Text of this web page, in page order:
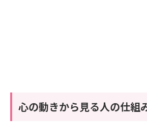
心の動きから見る人の仕組